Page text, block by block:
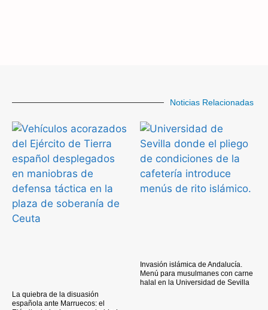
Noticias Relacionadas
La quiebra de la disuasión
española ante Marruecos: el
Invasión islámica de Andalucía.
Menú para musulmanes con carne
halal en la Universidad de Sevilla